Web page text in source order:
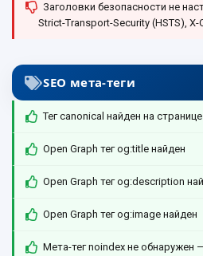
Заголовки безопасности не
Strict-Transport-Security (HSTS),
SEO мета-теги
Тег canonical найден на странице
Open Graph тег og:title найден
Open Graph тег og:description
Open Graph тег og:image найден
Мета-тег noindex не обнаружен